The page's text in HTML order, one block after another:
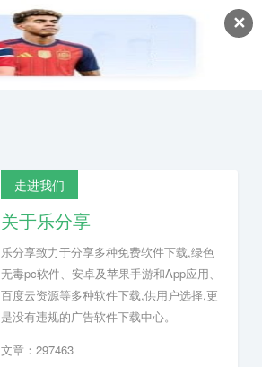
✕
走进我们
关于乐分享
乐分享致力于分享多种免费软件下载,绿色
无毒pc软件、安卓及苹果手游和App应用、
百度云资源等多种软件下载,供用户选择,更
是没有违规的广告软件下载中心。
文章：297463